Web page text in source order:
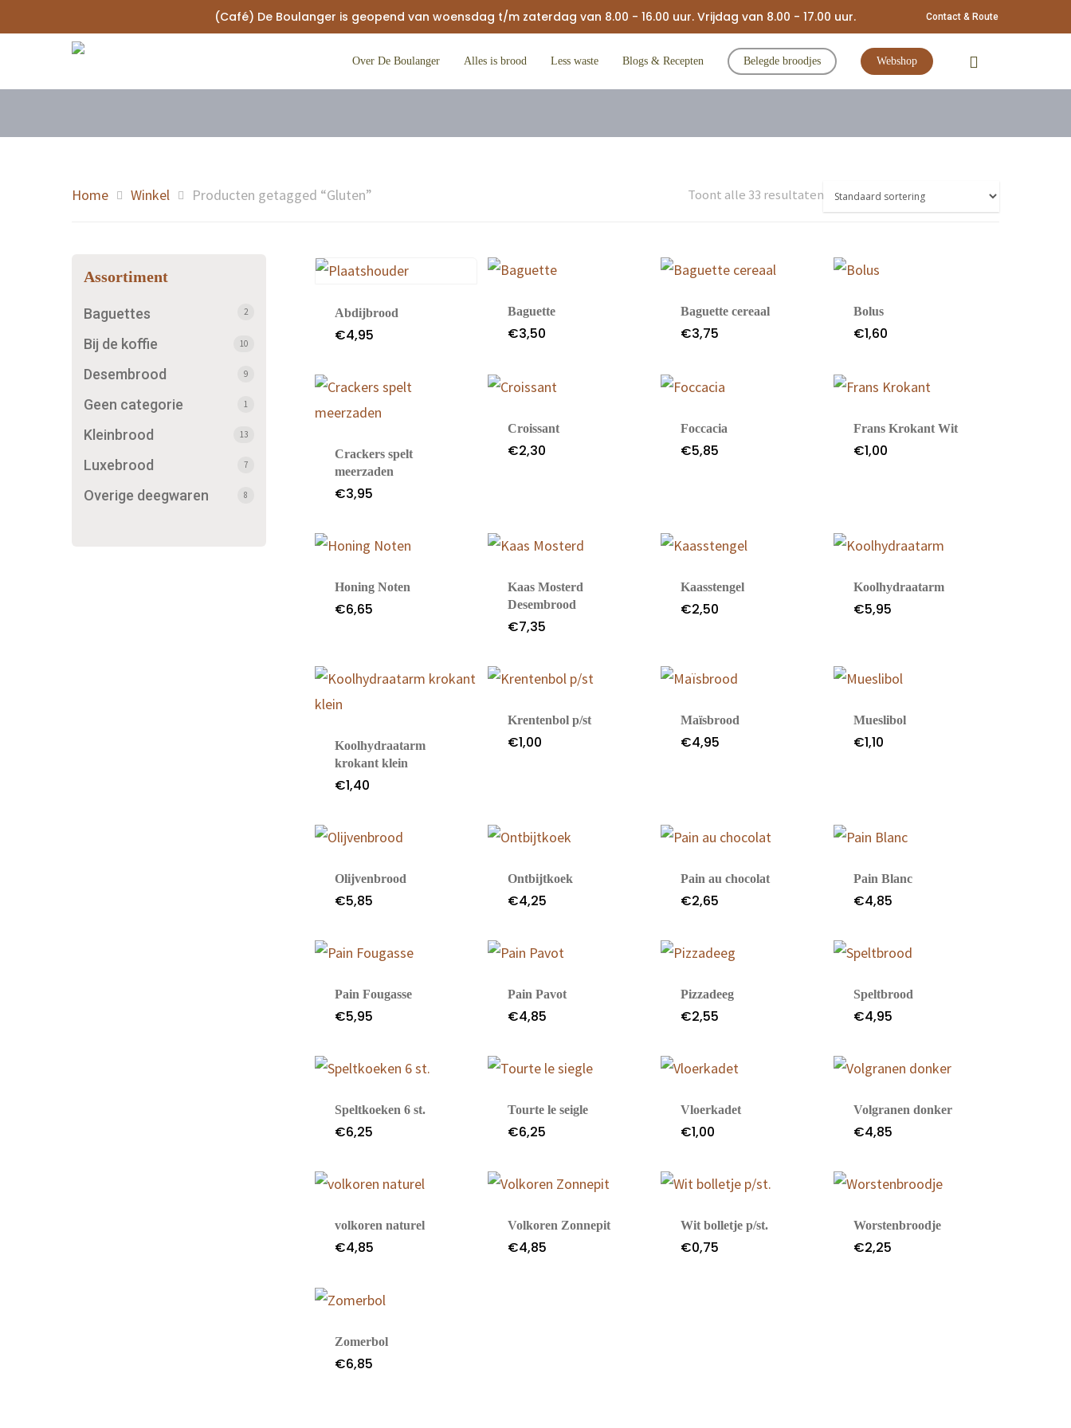
(Café) De Boulanger is geopend van woensdag t/m zaterdag van 8.00 - 16.00 uur. Vrijdag van 8.00 - 17.00 uur. Contact & Route
Hit enter to search or ESC to close
Over De Boulanger Alles is brood Less waste Blogs & Recepten Belegde broodjes Webshop
Toont alle 33 resultaten
Home Winkel Producten getagged “Gluten”
Assortiment
Baguettes 2
Bij de koffie 10
Desembrood 9
Geen categorie 1
Kleinbrood 13
Luxebrood 7
Overige deegwaren 8
Abdijbrood
€4,95
Baguette
€3,50
Baguette cereaal
€3,75
Bolus
€1,60
Crackers spelt
meerzaden
€3,95
Croissant
€2,30
Foccacia
€5,85
Frans Krokant Wit
€1,00
Honing Noten
€6,65
Kaas Mosterd
Desembrood
€7,35
Kaasstengel
€2,50
Koolhydraatarm
€5,95
Koolhydraatarm
krokant klein
€1,40
Krentenbol p/st
€1,00
Maïsbrood
€4,95
Mueslibol
€1,10
Olijvenbrood
€5,85
Ontbijtkoek
€4,25
Pain au chocolat
€2,65
Pain Blanc
€4,85
Pain Fougasse
€5,95
Pain Pavot
€4,85
Pizzadeeg
€2,55
Speltbrood
€4,95
Speltkoeken 6 st.
€6,25
Tourte le seigle
€6,25
Vloerkadet
€1,00
Volgranen donker
€4,85
volkoren naturel
€4,85
Volkoren Zonnepit
€4,85
Wit bolletje p/st.
€0,75
Worstenbroodje
€2,25
Zomerbol
€6,85
Rijsdijk 11
T: 06-82387993